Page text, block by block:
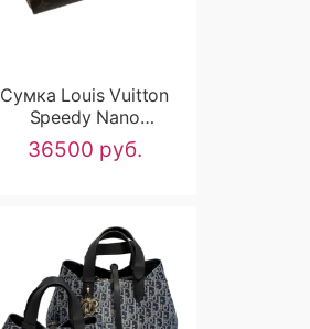
Сумка Louis Vuitton
Speedy Nano
RN2690
36500 руб.